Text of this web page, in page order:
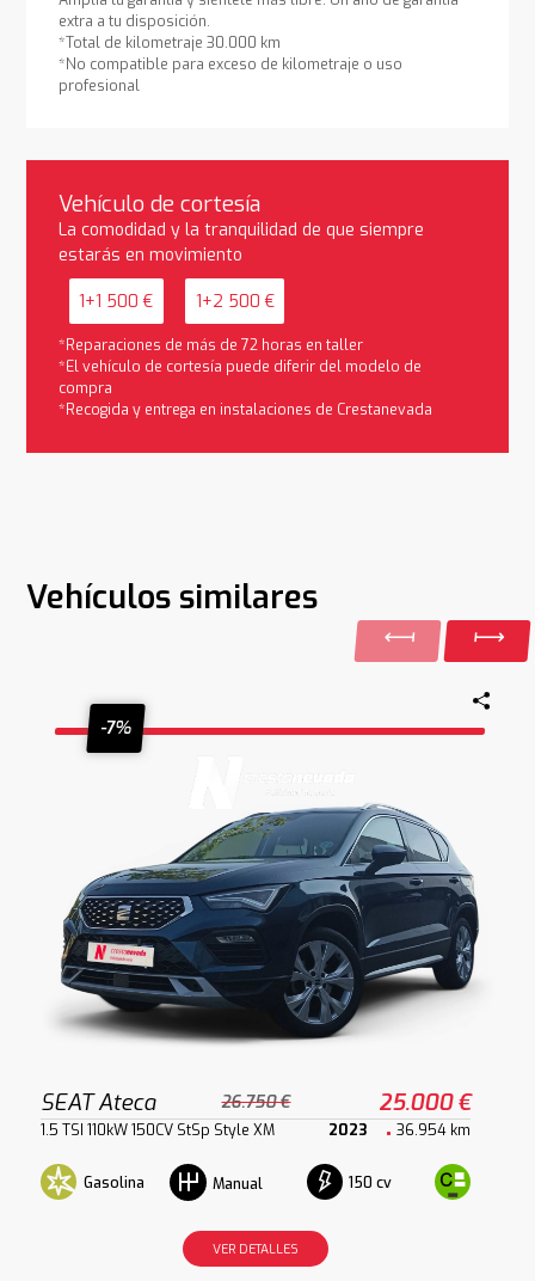
extra a tu disposición.
*Total de kilometraje 30.000 km
*No compatible para exceso de kilometraje o uso
profesional
Vehículo de cortesía
La comodidad y la tranquilidad de que siempre
estarás en movimiento
1+1 500 € 1+2 500 €
*Reparaciones de más de 72 horas en taller
*El vehículo de cortesía puede diferir del modelo de
compra
*Recogida y entrega en instalaciones de Crestanevada
Vehículos similares
-7%
SEAT Ateca 26.750 € 25.000 €
1.5 TSI 110kW 150CV StSp Style XM 2023 36.954 km
Gasolina Manual 150 cv
VER DETALLES